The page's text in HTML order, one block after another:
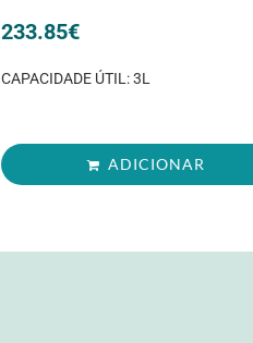
233.85€
CAPACIDADE ÚTIL: 3L
ADICIONAR